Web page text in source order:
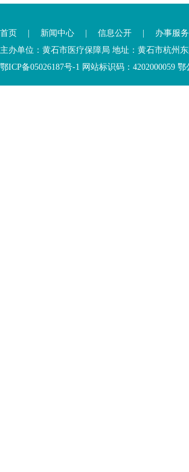
首页 新闻中心 信息公开 办事服务
主办单位：黄石市医疗保障局 地址：黄石市杭州
鄂ICP备05026187号-1 网站标识码：4202000059 鄂